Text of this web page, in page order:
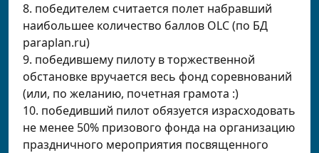
8. победителем считается полет набравший
наибольшее количество баллов OLC (по БД
paraplan.ru)
9. победившему пилоту в торжественной
обстановке вручается весь фонд соревнований
(или, по желанию, почетная грамота :)
10. победивший пилот обязуется израсходовать
не менее 50% призового фонда на организацию
праздничного мероприятия посвященного